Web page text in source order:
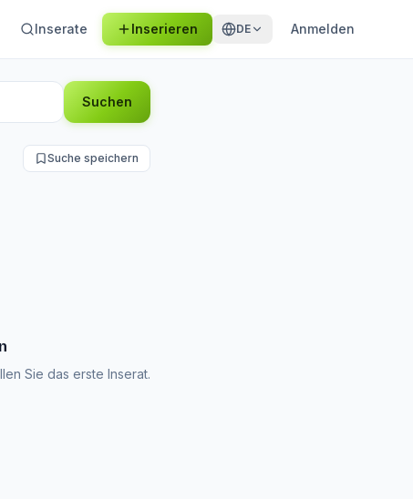
Inserate Inserieren DE Anmelden
Suchen
Suche speichern
Sie das erste Inserat.